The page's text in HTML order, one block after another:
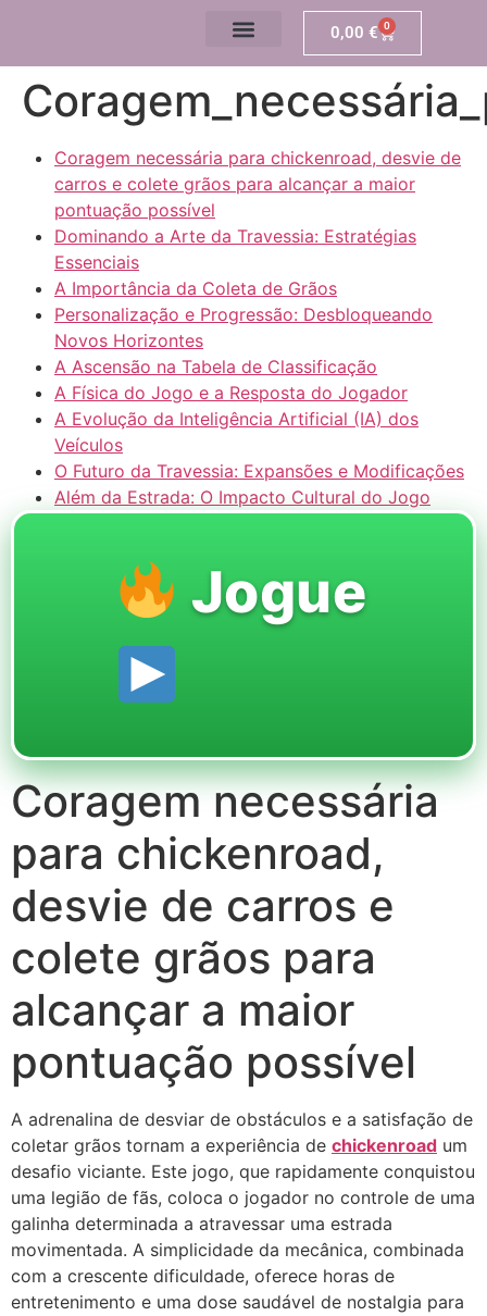
0,00 € 0
Coragem necessária para chickenroad, desvie de
carros e colete grãos para alcançar a maior
pontuação possível
Dominando a Arte da Travessia: Estratégias
Essenciais
A Importância da Coleta de Grãos
Personalização e Progressão: Desbloqueando
Novos Horizontes
A Ascensão na Tabela de Classificação
A Física do Jogo e a Resposta do Jogador
A Evolução da Inteligência Artificial (IA) dos
Veículos
O Futuro da Travessia: Expansões e Modificações
Além da Estrada: O Impacto Cultural do Jogo
Jogue
Coragem necessária
para chickenroad,
desvie de carros e
colete grãos para
alcançar a maior
pontuação possível
A adrenalina de desviar de obstáculos e a satisfação de
coletar grãos tornam a experiência de chickenroad um
desafio viciante. Este jogo, que rapidamente conquistou
uma legião de fãs, coloca o jogador no controle de uma
galinha determinada a atravessar uma estrada
movimentada. A simplicidade da mecânica, combinada
com a crescente dificuldade, oferece horas de
entretenimento e uma dose saudável de nostalgia para